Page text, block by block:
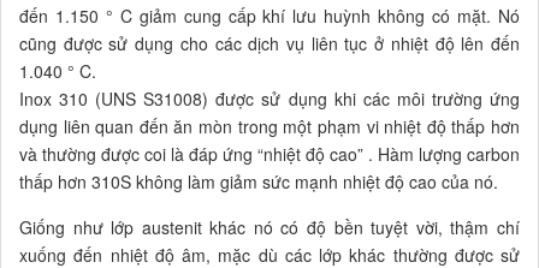
đến 1.150 ° C giảm cung cấp khí lưu huỳnh không có mặt. Nó
cũng được sử dụng cho các dịch vụ liên tục ở nhiệt độ lên đến
1.040 ° C.
Inox 310 (UNS S31008) được sử dụng khi các môi trường ứng
dụng liên quan đến ăn mòn trong một phạm vi nhiệt độ thấp hơn
và thường được coi là đáp ứng “nhiệt độ cao” . Hàm lượng carbon
thấp hơn 310S không làm giảm sức mạnh nhiệt độ cao của nó.
Giống như lớp austenit khác nó có độ bền tuyệt vời, thậm chí
xuống đến nhiệt độ âm, mặc dù các lớp khác thường được sử